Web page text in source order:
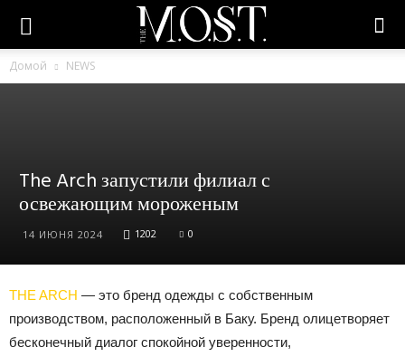
Домой NEWS
The Arch запустили филиал с
освежающим мороженым
14 ИЮНЯ 2024 1202 0
THE ARCH — это бренд одежды с собственным
производством, расположенный в Баку. Бренд олицетворяет
бесконечный диалог спокойной уверенности,